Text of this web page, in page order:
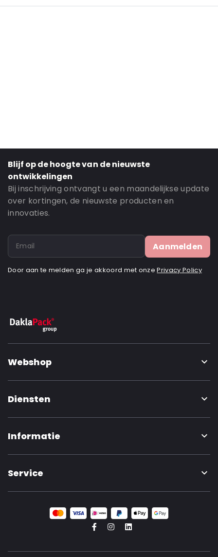
Internal Length: 325
Blijf op de hoogte van de nieuwste
ontwikkelingen
Bij inschrijving ontvangt u een maandelijkse update
over kortingen, de nieuwste producten en
innovaties.
Aanmelden
Door aan te melden ga je akkoord met onzePrivacy Policy
Webshop
Diensten
Informatie
Service